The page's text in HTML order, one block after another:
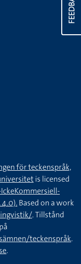
för teckenspråk,
is licensed
4.0).Based on a work
. Tillstånd
teckenspråk.
.